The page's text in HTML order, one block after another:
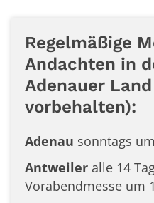
Regelmäßige
Andachten in
Adenauer
vorbehalten):
Adenau sonntags
Antweiler alle 14
Vorabendmesse um